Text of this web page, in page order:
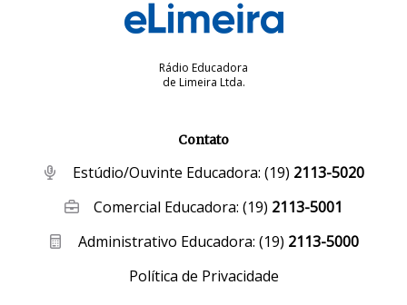
Rádio Educadora
de Limeira Ltda.
Contato
Estúdio/Ouvinte Educadora: (19) 2113-5020
Comercial Educadora:(19) 2113-5001
Administrativo Educadora: (19) 2113-5000
Política de Privacidade